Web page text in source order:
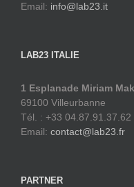
Email: info@lab23.it
LAB23 ITALIE
1 Esplanade Miriam
69100 Villeurbanne
Tél. : +33 04.87.91.37.62
Email: contact@lab23.fr
PARTNER